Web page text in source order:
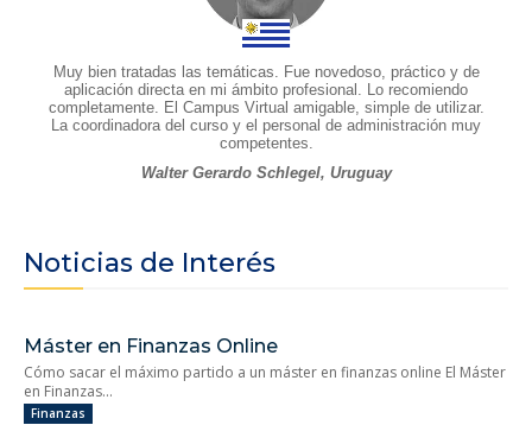
Muy bien tratadas las temáticas. Fue novedoso, práctico y de
aplicación directa en mi ámbito profesional. Lo recomiendo
completamente. El Campus Virtual amigable, simple de utilizar.
La coordinadora del curso y el personal de administración muy
competentes.
Walter Gerardo Schlegel, Uruguay
Noticias de Interés
Máster en Finanzas Online
Cómo sacar el máximo partido a un máster en finanzas online El Máster
en Finanzas...
Finanzas